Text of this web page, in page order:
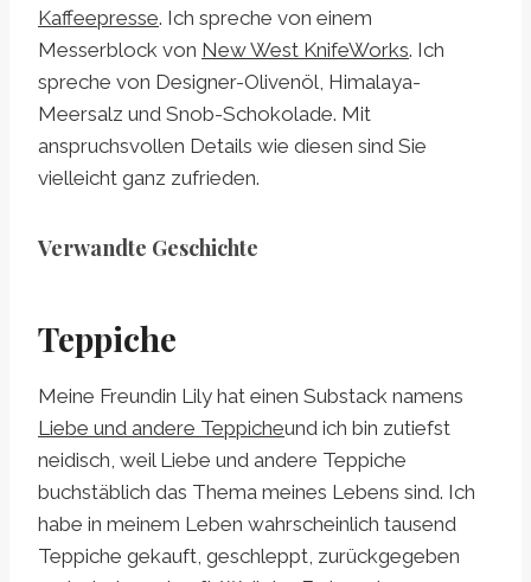
Kaffeepresse. Ich spreche von einem
Messerblock von New West KnifeWorks. Ich
spreche von Designer-Olivenöl, Himalaya-
Meersalz und Snob-Schokolade. Mit
anspruchsvollen Details wie diesen sind Sie
vielleicht ganz zufrieden.
Verwandte Geschichte
Teppiche
Meine Freundin Lily hat einen Substack namens
Liebe und andere Teppicheund ich bin zutiefst
neidisch, weil Liebe und andere Teppiche
buchstäblich das Thema meines Lebens sind. Ich
habe in meinem Leben wahrscheinlich tausend
Teppiche gekauft, geschleppt, zurückgegeben